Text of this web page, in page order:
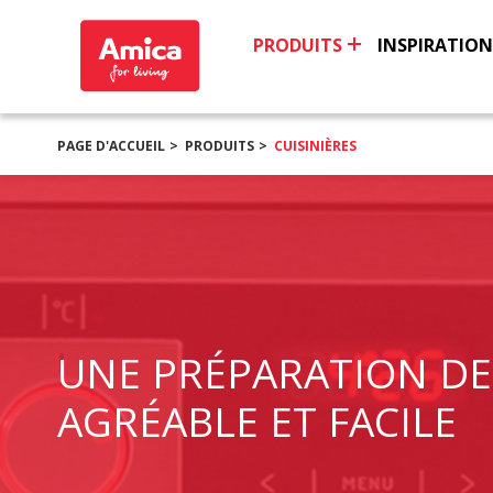
PRODUITS
PAGE D'ACCUEIL PRODUITS CUISINIÈRES
UNE PRÉPARATION
AGRÉABLE ET FACILE